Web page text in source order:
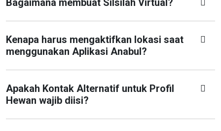
Bagaimana membuat Silsilah Virtual?
Kenapa harus mengaktifkan lokasi saat
menggunakan Aplikasi Anabul?
Apakah Kontak Alternatif untuk Profil
Hewan wajib diisi?